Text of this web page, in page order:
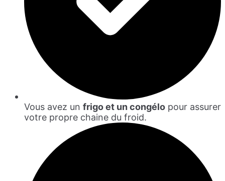
Vous avez un frigo et un congélo pour assurer
votre propre chaine du froid.